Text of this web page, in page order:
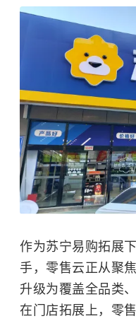
作为苏宁易购拓展
手，零售云正从聚
升级为覆盖全品类
在门店拓展上，零